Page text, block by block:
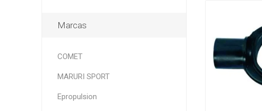
Marcas
COMET
MARURI SPORT
Epropulsion